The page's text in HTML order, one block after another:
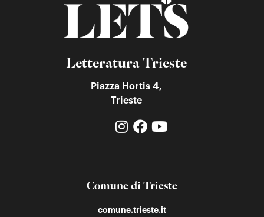
Letteratura Trieste
Piazza Hortis 4,
Trieste
Comune di Trieste
comune.trieste.it